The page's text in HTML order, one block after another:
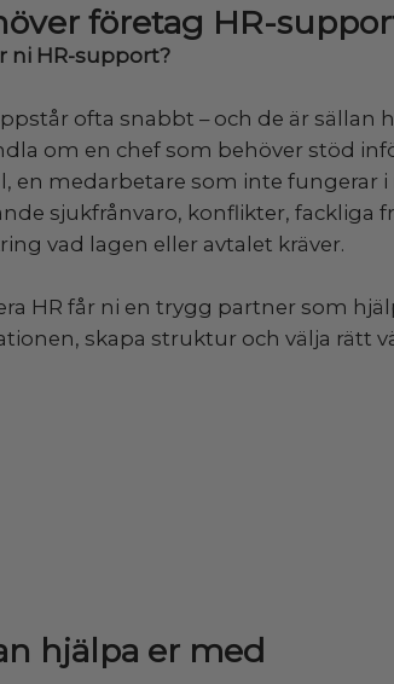
företag HR-
ni HR-support?
ofta snabbt – och de är sällan
om en chef som behöver stöd
en medarbetare som inte fungerar i
sjukfrånvaro, konflikter, fackliga
vad lagen eller avtalet kräver.
HR får ni en trygg partner som
skapa struktur och välja rätt
hjälpa er med